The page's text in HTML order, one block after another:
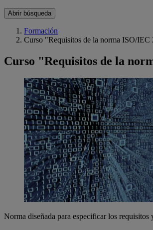
Abrir búsqueda
Formación
Curso "Requisitos de la norma ISO/IEC
Curso "Requisitos de la
Norma diseñada para especificar los